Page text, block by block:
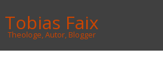
Tobias Faix
Theologe, Autor, Blogger